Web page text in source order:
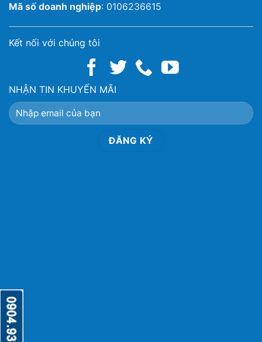
Mã số doanh nghiệp: 0106236615
Kết nối với chúng tôi
NHẬN TIN KHUYẾN MÃI